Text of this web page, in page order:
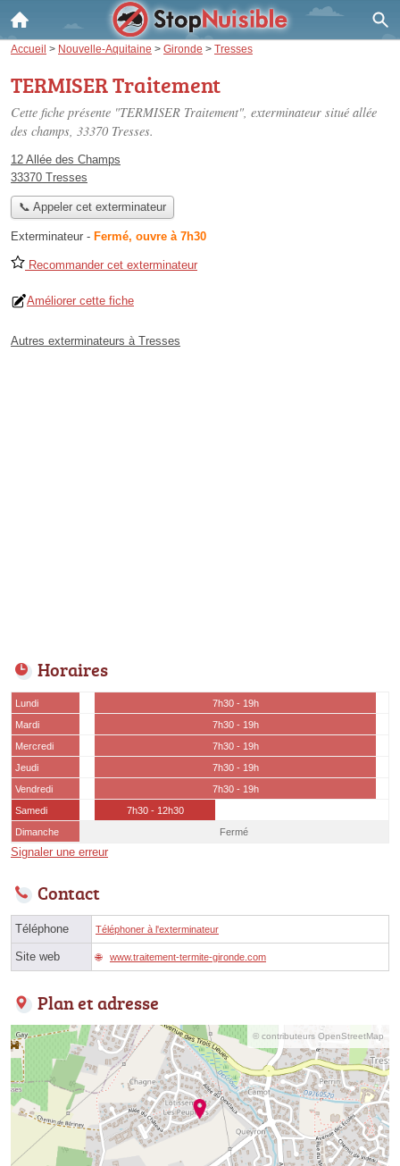
Accueil > Nouvelle-Aquitaine > Gironde > Tresses
TERMISER Traitement
Cette fiche présente "TERMISER Traitement", exterminateur situé allée
des champs, 33370 Tresses.
12 Allée des Champs
33370 Tresses
📞 Appeler cet exterminateur
Exterminateur - Fermé, ouvre à 7h30
Recommander cet exterminateur
Améliorer cette fiche
Autres exterminateurs à Tresses
Horaires
Lundi
7h30 - 19h
Mardi
7h30 - 19h
Mercredi
7h30 - 19h
Jeudi
7h30 - 19h
Vendredi
7h30 - 19h
Samedi
7h30 - 12h30
Dimanche
Fermé
Signaler une erreur
Contact
Téléphone Téléphoner à l'exterminateur
Site web www.traitement-termite-gironde.com
Plan et adresse
© contributeurs OpenStreetMap